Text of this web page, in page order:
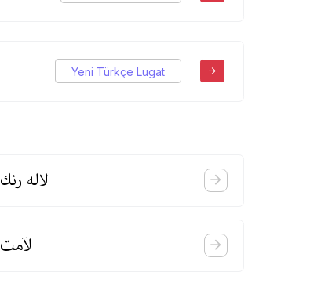
Yeni Türkçe Lugat
لاله رنك
لآمت